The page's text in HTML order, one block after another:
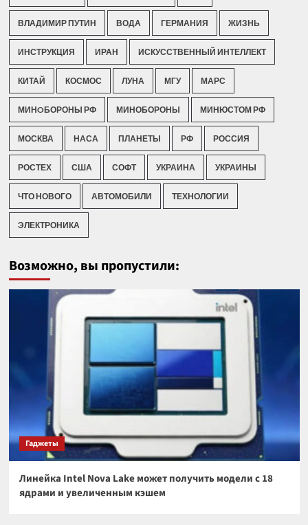
ВЛАДИМИР ПУТИН ВОДА ГЕРМАНИЯ ЖИЗНЬ
ИНСТРУКЦИЯ ИРАН ИСКУССТВЕННЫЙ ИНТЕЛЛЕКТ
КИТАЙ КОСМОС ЛУНА МГУ МАРС
МИНOБОРОНЫ РФ МИНОБОРОНЫ МИНЮСТОМ РФ
МОСКВА НАСА ПЛАНЕТЫ РФ РОССИЯ
РОСТЕХ США СОФТ УКРАИНА УКРАИНЫ
ЧТО НОВОГО АВТОМОБИЛИ ТЕХНОЛОГИИ
ЭЛЕКТРОНИКА
Возможно, вы пропустили:
Гаджеты
Линейка Intel Nova Lake может получить модели с 18
ядрами и увеличенным кэшем